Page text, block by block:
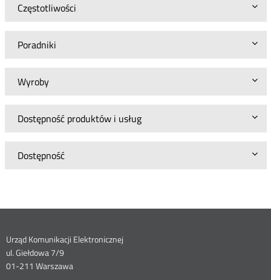
Częstotliwości
Poradniki
Wyroby
Dostępność produktów i usług
Dostępność
Dane
kontaktowe
Urząd Komunikacji Elektronicznej
ul. Giełdowa 7/9
01-211 Warszawa